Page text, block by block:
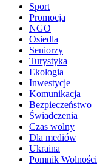
Sport
Promocja
NGO
Osiedla
Seniorzy
Turystyka
Ekologia
Inwestycje
Komunikacja
Bezpieczeństwo
Świadczenia
Czas wolny
Dla mediów
Ukraina
Pomnik Wolności